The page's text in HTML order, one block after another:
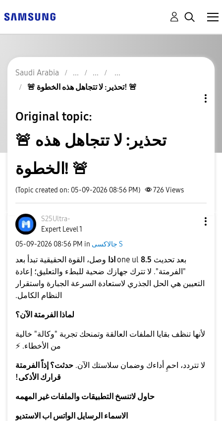
Saudi Arabia
🚨 تحذير: لا تتجاهل هذه الخطوة! 🚨
Original topic:
🚨 تحذير: لا تتجاهل هذه
الخطوة! 🚨
(Topic created on: 05-09-2026 08:56 PM) 726 Views
S25Ultra-
Expert Level 1
‎05-09-2026 08:56 PM in جالاكسى S
بعد تحديث one ul 8.5 اذا
وصل، القوة الحقيقية تبدأ بعد
"الفرمتة". لا تترك جهازك ضحية للبطء والتعليق؛ إعادة
التعيين هي الحل الجذري لاستعادة السرعة الجبارة واستقرار
النظام الكامل.
لماذا الفرمتة الآن؟
لأنها تنظف بقايا الملفات العالقة وتمنحك تجربة "وكالة" خالية
من الأخطاء. ⚡
​لا تتردد، احمِ أداءك وضمان سلاستك الآن. حدثت؟ إذاً الفرمتة
قرارك الأذكى!
حاول لاتنسخ التطبيقات والملفات غير المهمه
الاسماء الرسايل الواتس اب الاستديو